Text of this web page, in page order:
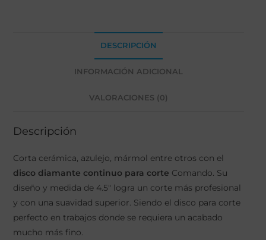
DESCRIPCIÓN
INFORMACIÓN ADICIONAL
VALORACIONES (0)
Descripción
Corta cerámica, azulejo, mármol entre otros con el
disco diamante continuo para corte Comando. Su
diseño y medida de 4.5" logra un corte más profesional
y con una suavidad superior. Siendo el disco para corte
perfecto en trabajos donde se requiera un acabado
mucho más fino.